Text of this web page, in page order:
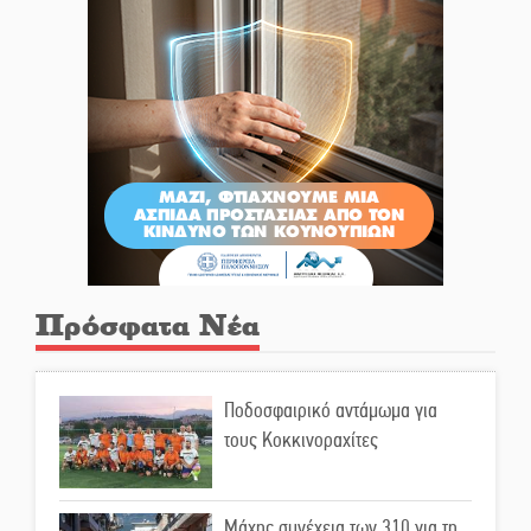
Πρόσφατα Νέα
Ποδοσφαιρικό αντάμωμα για
τους Κοκκινοραχίτες